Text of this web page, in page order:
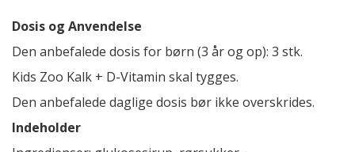
Dosis og Anvendelse
Den anbefalede dosis for børn (3 år og op): 3 stk.
Kids Zoo Kalk + D-Vitamin skal tygges.
Den anbefalede daglige dosis bør ikke overskrides.
Indeholder